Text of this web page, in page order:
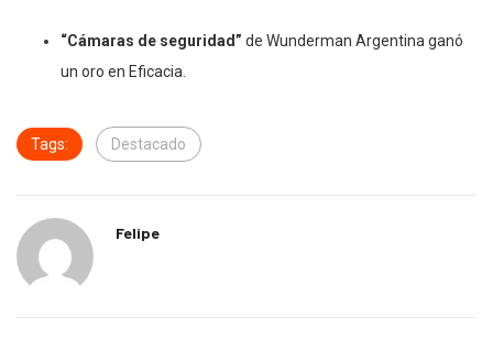
“Cámaras de seguridad” de Wunderman Argentina ganó
un oro en Eficacia.
Tags: Destacado
Felipe